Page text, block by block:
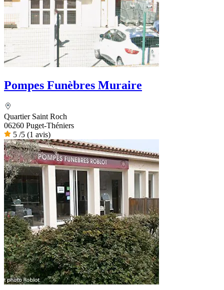
Pompes Funèbres Muraire
Quartier Saint Roch
06260 Puget-Théniers
5 /5 (1 avis)